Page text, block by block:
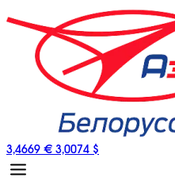
3,4669 € 3,0074 $